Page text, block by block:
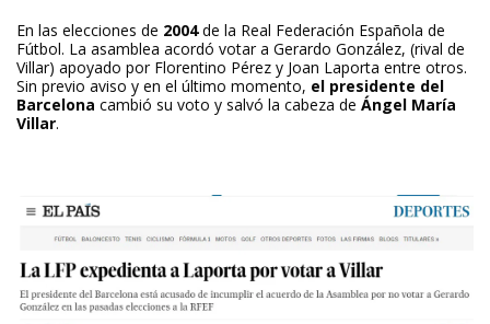
En las elecciones de 2004de la Real Federación Española de
Fútbol. La asamblea acordó votar a Gerardo González, (rival de
Villar) apoyado por Florentino Pérez y Joan Laporta entre otros.
Sin previo aviso y en el último momento, el presidente del
Barcelona cambió su voto y salvó la cabeza de Ángel María
Villar.